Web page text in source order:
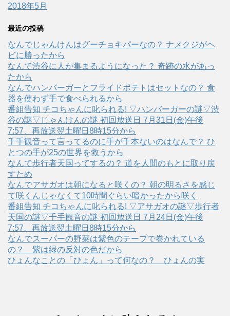
2018年5月
最近の投稿
なんでじゃんけんはグーチョキパーなの？ ナメクジがヘ
ビに勝ったから
なんで渋谷に人が集まるようになった？ 奇跡の水があっ
たから
なんでハンバーガーとフライドポテトはセットなの？ 食
器を使わず手で食べられるから
番組告知 チコちゃんに叱られる! ▽ハンバーガーの謎▽渋
谷の謎▽じゃんけんの謎 初回放送日 7月31日(金)午後
7:57、再放送翌土曜日8時15分から
千手観音って言ってるのに手が千本ないのはなんで？ ひ
とつの手が25の世界を救うから
なんで歩行者天国ってするの？ 道を人間のもとに取り戻
すため
なんでアサガオは朝になると咲くの？ 朝の明るさを感じ
て咲くんじゃなくて10時間ぐらい暗かったから咲く
番組告知 チコちゃんに叱られる! ▽アサガオの謎▽歩行者
天国の謎▽千手観音の謎 初回放送日 7月24日(金)午後
7:57、再放送翌土曜日8時15分から
なんでスーパーの野菜は紫色のテープで巻かれている
の？ 紫は緑の反対の色だから
ひょんなことの「ひょん」って何なの？ ひょんの実